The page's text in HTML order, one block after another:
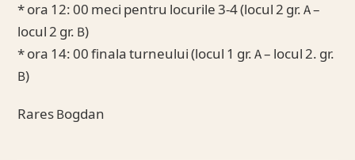
* ora 12: 00 meci pentru locurile 3-4 (locul 2 gr. A –
locul 2 gr. B)
* ora 14: 00 finala turneului (locul 1 gr. A – locul 2. gr.
B)
Rares Bogdan